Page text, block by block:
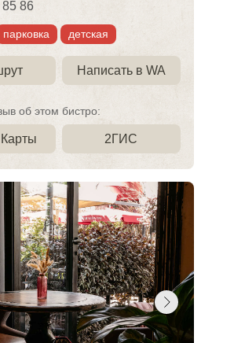
Написать в WA
86
парковка детская
об этом бистро:
2ГИС